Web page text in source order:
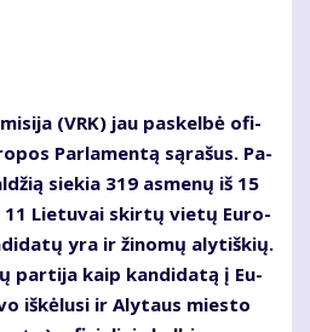
(VRK) jau pa­skel­bė ofi­
Par­la­men­tą są­ra­šus. Pa­
sie­kia 319 as­me­nų iš 15
11 Lie­tu­vai skir­tų vie­tų Eu­ro­
yra ir ži­no­mų aly­tiš­kių.
par­ti­ja kaip kan­di­da­tą į Eu­
iš­kė­lu­si ir Aly­taus mies­to